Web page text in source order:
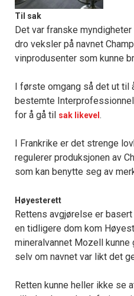
Til sak
Det var franske
dro veksler på navnet
vinprodusenter som kunne
I første omgang så det ut til
bestemte
for å gå til sak likevel .
I Frankrike er det strenge
regulerer produksjonen av
som kan benytte seg av
Høyesterett
Rettens avgjørelse er
en tidligere dom kom
mineralvannet Mozell
selv om navnet var likt det
Retten kunne heller ikke se